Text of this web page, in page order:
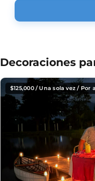
Decoraciones
$125,000/ Una sola vez / Por